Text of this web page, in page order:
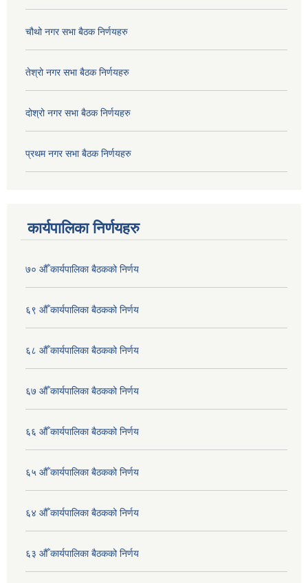
चौथो नगर सभा बैठक निर्णयहरु
तेश्रो नगर सभा बैठक निर्णयहरु
दोश्रो नगर सभा बैठक निर्णयहरु
प्रथम नगर सभा बैठक निर्णयहरु
कार्यपालिका निर्णयहरु
७० औँ कार्यपालिका बैठकको निर्णय
६९ औँ कार्यपालिका बैठकको निर्णय
६८ औँ कार्यपालिका बैठकको निर्णय
६७ औँ कार्यपालिका बैठकको निर्णय
६६ औँ कार्यपालिका बैठकको निर्णय
६५ औँ कार्यपालिका बैठकको निर्णय
६४ औँ कार्यपालिका बैठकको निर्णय
६३ औँ कार्यपालिका बैठकको निर्णय